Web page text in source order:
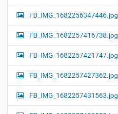
FB_IMG_1682256347446.jpg
FB_IMG_1682257416738.jpg
FB_IMG_1682257421747.jpg
FB_IMG_1682257427362.jpg
FB_IMG_1682257431563.jpg